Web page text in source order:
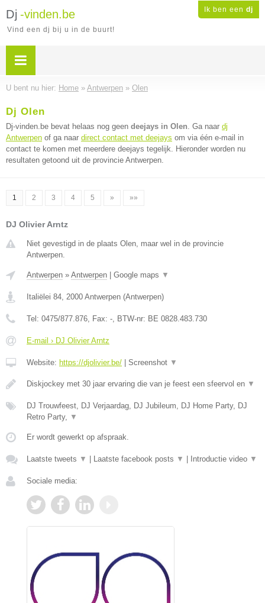
Ik ben een dj
Dj -vinden.be
Vind een dj bij u in de buurt!
U bent nu hier: Home » Antwerpen » Olen
Dj Olen
Dj-vinden.be bevat helaas nog geen deejays in Olen. Ga naar dj
Antwerpen of ga naar direct contact met deejays om via één e-mail in
contact te komen met meerdere deejays tegelijk. Hieronder worden nu
resultaten getoond uit de provincie Antwerpen.
1 2 3 4 5 » »»
DJ Olivier Arntz
Niet gevestigd in de plaats Olen, maar wel in de provincie
Antwerpen.
Antwerpen » Antwerpen Google maps ▼
Italiëlei 84, 2000 Antwerpen (Antwerpen)
Tel: 0475/877.876, Fax: -, BTW-nr: BE 0828.483.730
E-mail › DJ Olivier Arntz
Website: https://djolivier.be/ Screenshot ▼
Diskjockey met 30 jaar ervaring die van je feest een sfeervol en ▼
DJ Trouwfeest, DJ Verjaardag, DJ Jubileum, DJ Home Party, DJ
Retro Party, ▼
Er wordt gewerkt op afspraak.
Laatste tweets ▼ Laatste facebook posts ▼ Introductie video ▼
Sociale media: